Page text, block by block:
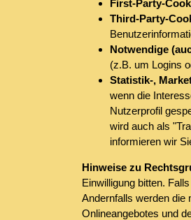
First-Party-
Third-Party-
Notwendige
(z.B. um Logins
Statistik-,
wenn die
Nutzerprofil
wird auch als
informieren wir
Hinweise zu
Einwilligung bitten.
Andernfalls werden die
Onlineangebotes und